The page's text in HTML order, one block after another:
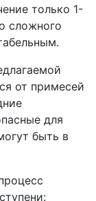
только 1-
сложного
от примесей
для
быть в